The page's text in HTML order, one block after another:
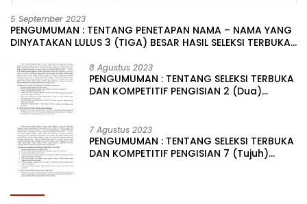
5 September 2023
PENGUMUMAN : TENTANG PENETAPAN NAMA – NAMA YANG
DINYATAKAN LULUS 3 (TIGA) BESAR HASIL SELEKSI TERBUKA
LINGKUNGAN PEMERINTAH DAERAH KABUPATEN KONAWE
8 Agustus 2023
PENGUMUMAN : TENTANG SELEKSI TERBUKA
DAN KOMPETITIF PENGISIAN 2 (Dua)
KABUPATEN KONAWE
7 Agustus 2023
PENGUMUMAN : TENTANG SELEKSI TERBUKA
DAN KOMPETITIF PENGISIAN 7 (Tujuh)